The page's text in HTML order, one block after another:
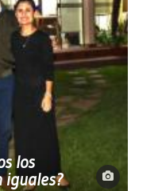
los
iguales?